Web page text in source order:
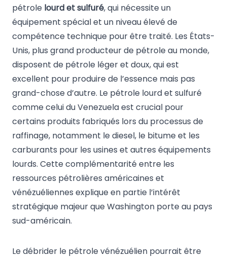
pétrole lourd et sulfuré, qui nécessite un
équipement spécial et un niveau élevé de
compétence technique pour être traité. Les États-
Unis, plus grand producteur de pétrole au monde,
disposent de pétrole léger et doux, qui est
excellent pour produire de l’essence mais pas
grand-chose d’autre. Le pétrole lourd et sulfuré
comme celui du Venezuela est crucial pour
certains produits fabriqués lors du processus de
raffinage, notamment le diesel, le bitume et les
carburants pour les usines et autres équipements
lourds. Cette complémentarité entre les
ressources pétrolières américaines et
vénézuéliennes explique en partie l’intérêt
stratégique majeur que Washington porte au pays
sud-américain.
Le débrider le pétrole vénézuélien pourrait être